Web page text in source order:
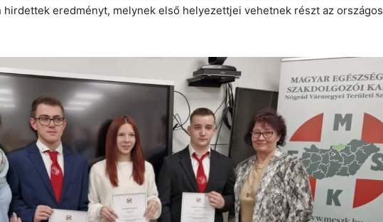
hirdettek eredményt, melynek első helyezettjei vehetnek részt az országos